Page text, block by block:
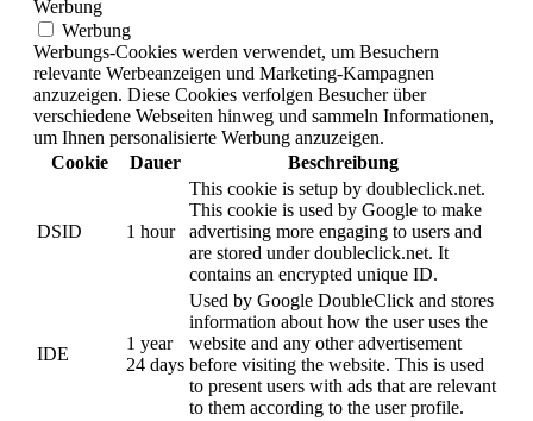
Werbung
Werbung
Werbungs-Cookies werden verwendet, um Besuchern
relevante Werbeanzeigen und Marketing-Kampagnen
anzuzeigen. Diese Cookies verfolgen Besucher über
verschiedene Webseiten hinweg und sammeln Informationen,
um Ihnen personalisierte Werbung anzuzeigen.
Cookie
Dauer Beschreibung
DSID 1 hour
This cookie is setup by doubleclick.net.
This cookie is used by Google to make
advertising more engaging to users and
are stored under doubleclick.net. It
contains an encrypted unique ID.
IDE
1 year
24 days
Used by Google DoubleClick and stores
information about how the user uses the
website and any other advertisement
before visiting the website. This is used
to present users with ads that are relevant
to them according to the user profile.